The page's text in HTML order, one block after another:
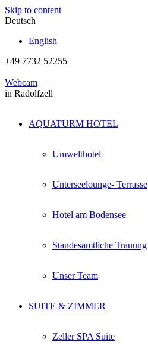
Skip to content
Deutsch
English
+49 7732 52255
Webcam
in Radolfzell
AQUATURM HOTEL
Umwelthotel
Unterseelounge- Terrasse
Hotel am Bodensee
Standesamtliche Trauung
Unser Team
SUITE & ZIMMER
Zeller SPA Suite